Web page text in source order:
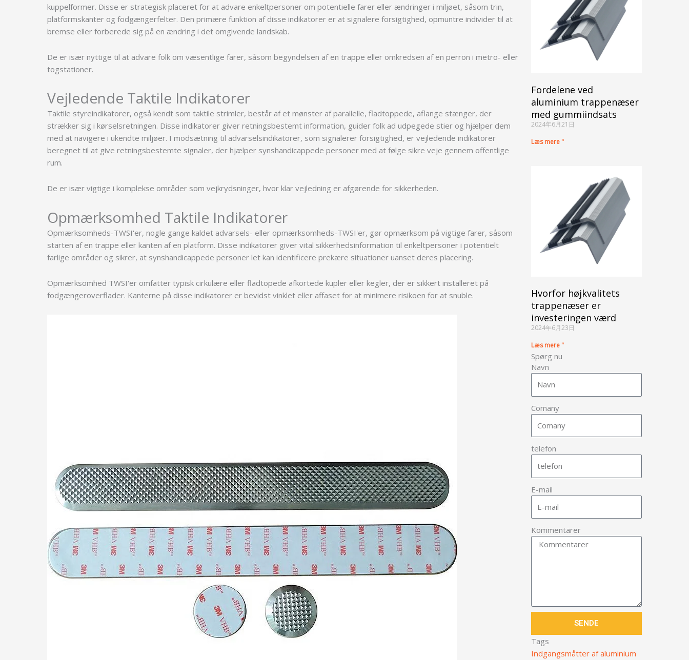
kuppelformer. Disse er strategisk placeret for at advare enkeltpersoner om potentielle farer eller ændringer i miljøet, såsom trin,
platformskanter og fodgængerfelter. Den primære funktion af disse indikatorer er at signalere forsigtighed, opmuntre individer til at
bremse eller forberede sig på en ændring i det omgivende landskab.
De er især nyttige til at advare folk om væsentlige farer, såsom begyndelsen af en trappe eller omkredsen af en perron i metro- eller
togstationer.
Vejledende Taktile Indikatorer
Taktile styreindikatorer, også kendt som taktile strimler, består af et mønster af parallelle, fladtoppede, aflange stænger, der
strækker sig i kørselsretningen. Disse indikatorer giver retningsbestemt information, guider folk ad udpegede stier og hjælper dem
med at navigere i ukendte miljøer. I modsætning til advarselsindikatorer, som signalerer forsigtighed, er vejledende indikatorer
beregnet til at give retningsbestemte signaler, der hjælper synshandicappede personer med at følge sikre veje gennem offentlige
rum.
De er især vigtige i komplekse områder som vejkrydsninger, hvor klar vejledning er afgørende for sikkerheden.
Opmærksomhed Taktile Indikatorer
Opmærksomheds-TWSI'er, nogle gange kaldet advarsels- eller opmærksomheds-TWSI'er, gør opmærksom på vigtige farer, såsom
starten af en trappe eller kanten af en platform. Disse indikatorer giver vital sikkerhedsinformation til enkeltpersoner i potentielt
farlige områder og sikrer, at synshandicappede personer let kan identificere prekære situationer uanset deres placering.
Opmærksomhed TWSI'er omfatter typisk cirkulære eller fladtopede afkortede kupler eller kegler, der er sikkert installeret på
fodgængeroverflader. Kanterne på disse indikatorer er bevidst vinklet eller affaset for at minimere risikoen for at snuble.
Fordelene ved
aluminium trappenæser
med gummiindsats
2024年6月21日
Læs mere "
Hvorfor højkvalitets
trappenæser er
investeringen værd
2024年6月23日
Læs mere "
Spørg nu
Navn
Comany
telefon
E-mail
Kommentarer
SENDE
Tags
Indgangsmåtter af aluminium